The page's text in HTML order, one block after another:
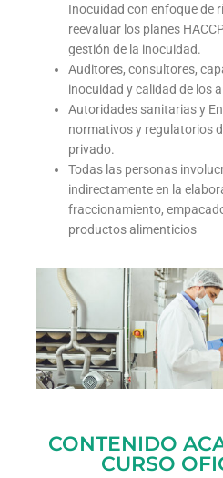
Inocuidad con enfoque de
reevaluar los planes
gestión de la inocuidad.
Auditores, consultores,
inocuidad y calidad de los
Autoridades sanitarias y
normativos y regulatorios
privado.
Todas las personas
indirectamente en la
fraccionamiento,
productos alimenticios
CONTENIDO
CURSO